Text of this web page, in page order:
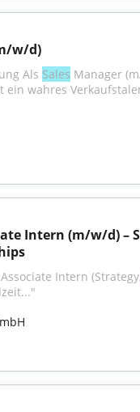
w/d)
Als Sales Manager
ein wahres
Intern